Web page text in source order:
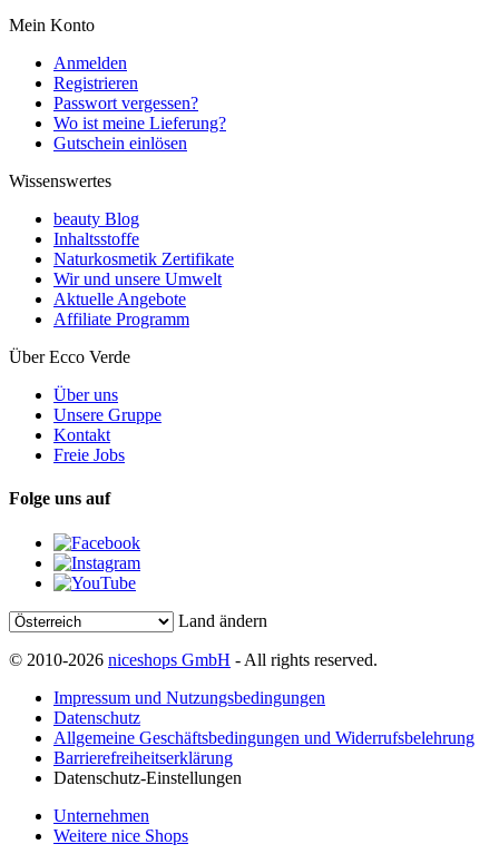
Mein Konto
Anmelden
Registrieren
Passwort vergessen?
Wo ist meine Lieferung?
Gutschein einlösen
Wissenswertes
beauty Blog
Inhaltsstoffe
Naturkosmetik Zertifikate
Wir und unsere Umwelt
Aktuelle Angebote
Affiliate Programm
Über Ecco Verde
Über uns
Unsere Gruppe
Kontakt
Freie Jobs
Folge uns auf
Land ändern
© 2010-2026 niceshops GmbH - All rights reserved.
Impressum und Nutzungsbedingungen
Datenschutz
Allgemeine Geschäftsbedingungen und Widerrufsbelehrung
Barrierefreiheitserklärung
Datenschutz-Einstellungen
Unternehmen
Weitere nice Shops